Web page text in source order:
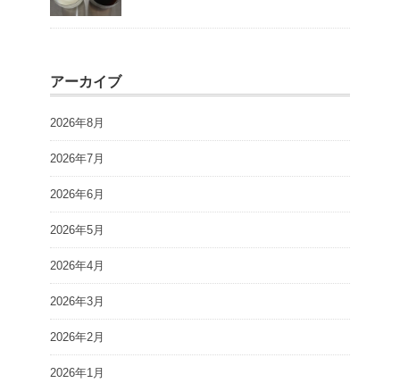
アーカイブ
2026年8月
2026年7月
2026年6月
2026年5月
2026年4月
2026年3月
2026年2月
2026年1月